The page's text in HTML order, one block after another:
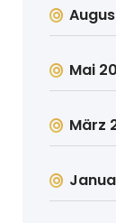
Mai
März